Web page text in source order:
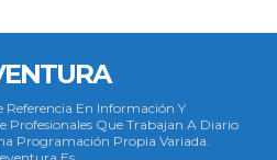
Referencia En Información Y
Profesionales Que Trabajan A Diario
Programación Propia Variada.